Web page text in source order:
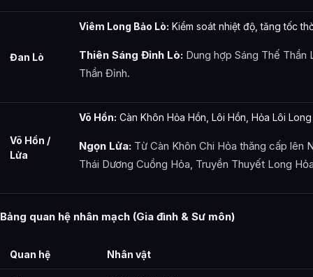
Đan Lò
Viêm Long Bảo Lò: Kiểm soát nhiệt độ, tăng tốc
Thiên Sáng Đỉnh Lò: Dung hợp Sáng Thế Thần
Thần Đỉnh.
Võ Hồn /
Lửa
Võ Hồn: Càn Khôn Hỏa Hồn, Lôi Hồn, Hỏa Lôi
Ngọn Lửa: Từ Càn Khôn Chi Hỏa thăng cấp lên
Thái Dương Cuồng Hỏa, Truyền Thuyết Long
Bảng quan hệ nhân mạch (Gia đình & Sư môn)
Quan hệ Nhân vật